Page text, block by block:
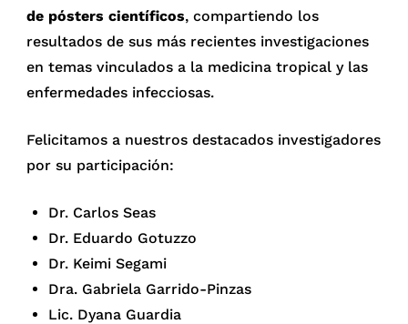
de pósters científicos, compartiendo los
resultados de sus más recientes investigaciones
en temas vinculados a la medicina tropical y las
enfermedades infecciosas.
Felicitamos a nuestros destacados investigadores
por su participación:
Dr. Carlos Seas
Dr. Eduardo Gotuzzo
Dr. Keimi Segami
Dra. Gabriela Garrido-Pinzas
Lic. Dyana Guardia